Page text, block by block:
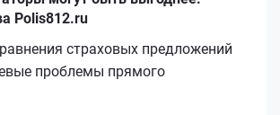
Polis812.ru
страховых предложений
проблемы прямого